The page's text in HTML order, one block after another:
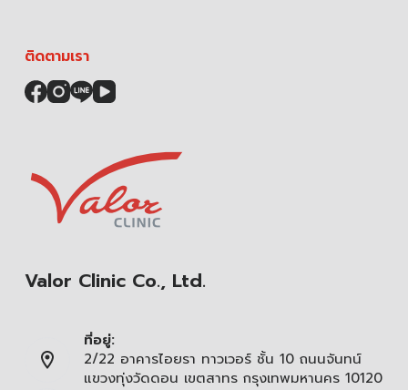
ติดตามเรา
Valor Clinic Co., Ltd.
ที่อยู่:
2/22 อาคารไอยรา ทาวเวอร์ ชั้น 10 ถนนจันทน์
แขวงทุ่งวัดดอน เขตสาทร กรุงเทพมหานคร 10120